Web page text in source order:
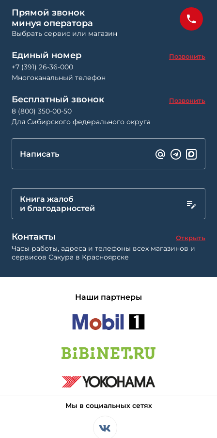
Прямой звонок
минуя оператора
Выбрать сервис или магазин
Единый номер Позвонить
+7 (391) 26-36-000
Многоканальный телефон
Бесплатный звонок Позвонить
8 (800) 350-00-50
Для Сибирского федерального округа
Написать
Книга жалоб
и благодарностей
Контакты Открыть
Часы работы, адреса и телефоны всех магазинов и
сервисов Сакура в Красноярске
Наши партнеры
Мы в социальных сетях